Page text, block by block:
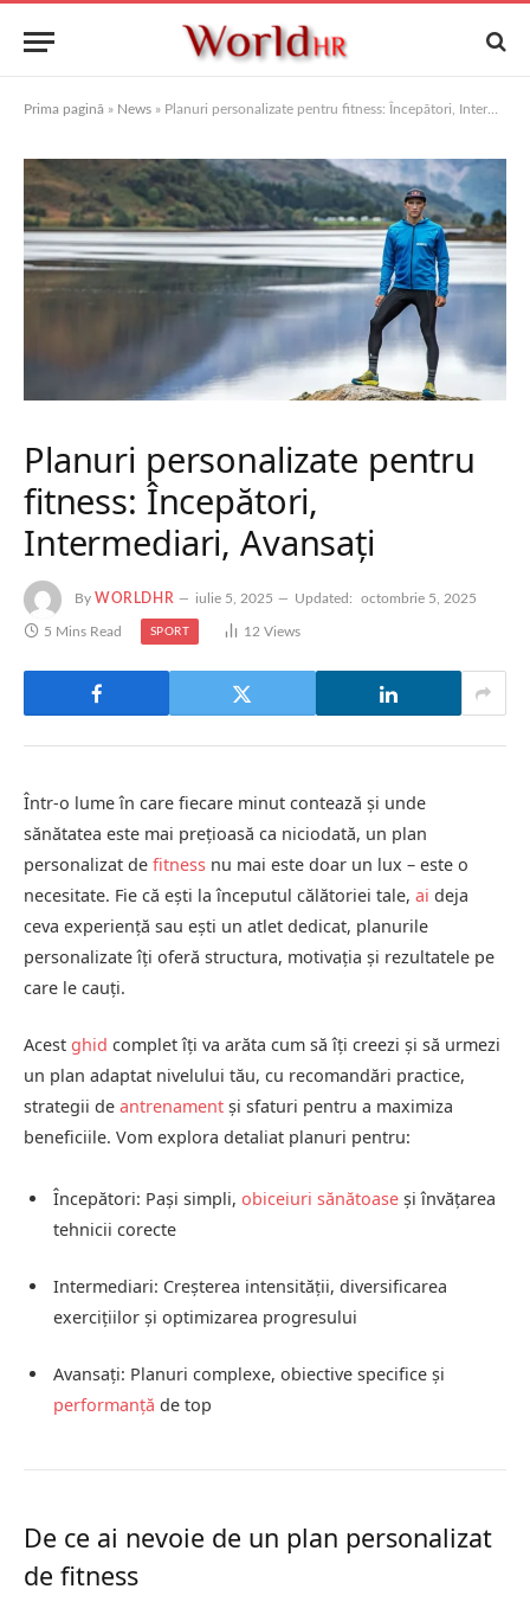
Prima pagină » News » Planuri personalizate pentru fitness: Începători, Intermediari, Avansați
Planuri personalizate pentru
fitness: Începători,
Intermediari, Avansați
By WORLDHR iulie 5, 2025 Updated: octombrie 5, 2025
5 Mins Read SPORT 12 Views
Într-o lume în care fiecare minut contează și unde
sănătatea este mai prețioasă ca niciodată, un plan
personalizat de fitness nu mai este doar un lux – este o
necesitate. Fie că ești la începutul călătoriei tale, ai deja
ceva experiență sau ești un atlet dedicat, planurile
personalizate îți oferă structura, motivația și rezultatele pe
care le cauți.
Acest ghid complet îți va arăta cum să îți creezi și să urmezi
un plan adaptat nivelului tău, cu recomandări practice,
strategii de antrenament și sfaturi pentru a maximiza
beneficiile. Vom explora detaliat planuri pentru:
Începători: Pași simpli, obiceiuri sănătoase și învățarea
tehnicii corecte
Intermediari: Creșterea intensității, diversificarea
exercițiilor și optimizarea progresului
Avansați: Planuri complexe, obiective specifice și
performanță de top
De ce ai nevoie de un plan personalizat
de fitness